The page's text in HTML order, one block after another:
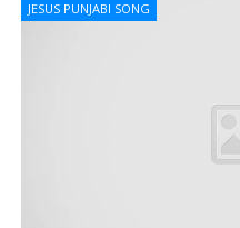
JESUS PUNJABI SONG